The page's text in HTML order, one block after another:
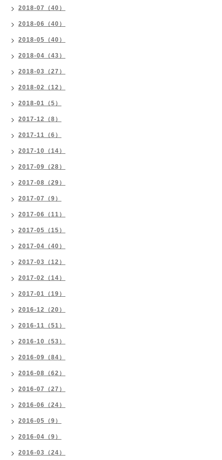
2018-07（40）
2018-06（40）
2018-05（40）
2018-04（43）
2018-03（27）
2018-02（12）
2018-01（5）
2017-12（8）
2017-11（6）
2017-10（14）
2017-09（28）
2017-08（29）
2017-07（9）
2017-06（11）
2017-05（15）
2017-04（40）
2017-03（12）
2017-02（14）
2017-01（19）
2016-12（20）
2016-11（51）
2016-10（53）
2016-09（84）
2016-08（62）
2016-07（27）
2016-06（24）
2016-05（9）
2016-04（9）
2016-03（24）